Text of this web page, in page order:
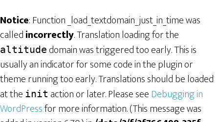
Notice: Function _load_textdomain_just_in_time was
calledincorrectly. Translation loading for the
altitude domain was triggered too early. This is
usually an indicator for some code in the plugin or
theme running too early. Translations should be loaded
at the init action or later. Please seeDebugging in
WordPressfor more information. (This message was